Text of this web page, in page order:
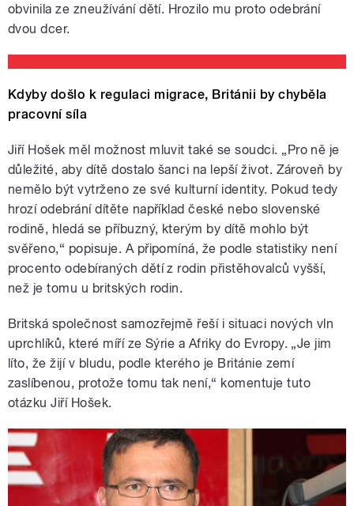
pause
obvinila ze zneužívání dětí. Hrozilo mu proto odebrání
dvou dcer.
Kdyby došlo k regulaci migrace, Británii by chyběla
pracovní síla
Jiří Hošek měl možnost mluvit také se soudci. „Pro ně je
důležité, aby dítě dostalo šanci na lepší život. Zároveň by
nemělo být vytrženo ze své kulturní identity. Pokud tedy
hrozí odebrání dítěte například české nebo slovenské
rodině, hledá se příbuzný, kterým by dítě mohlo být
svěřeno,“ popisuje. A připomíná, že podle statistiky není
procento odebíraných dětí z rodin přistěhovalců vyšší,
než je tomu u britských rodin.
Britská společnost samozřejmě řeší i situaci nových vln
uprchlíků, které míří ze Sýrie a Afriky do Evropy. „Je jim
líto, že žijí v bludu, podle kterého je Británie zemí
zaslíbenou, protože tomu tak není,“ komentuje tuto
otázku Jiří Hošek.